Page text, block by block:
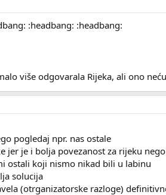
:headbang: :headbang:
više odgovarala Rijeka, ali ono
pogledaj npr. nas ostale
jer je i bolja povezanost za rijeku
ostali koji nismo nikad bili u labinu
solucija
(otrganizatorske razloge)